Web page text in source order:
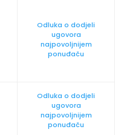
Odluka o dodjeli
ugovora
najpovoljnijem
ponuđaču
Odluka o dodjeli
ugovora
najpovoljnijem
ponuđaču